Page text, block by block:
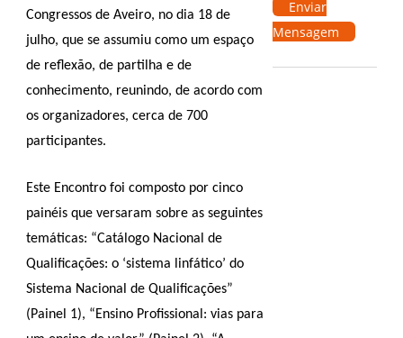
Congressos de Aveiro, no dia 18 de
julho, que se assumiu como um espaço
de reflexão, de partilha e de
conhecimento, reunindo, de acordo com
os organizadores, cerca de 700
participantes.
Este Encontro foi composto por cinco
painéis que versaram sobre as seguintes
temáticas: “Catálogo Nacional de
Qualificações: o ‘sistema linfático’ do
Sistema Nacional de Qualificações”
(Painel 1), “Ensino Profissional: vias para
Enviar
Mensagem